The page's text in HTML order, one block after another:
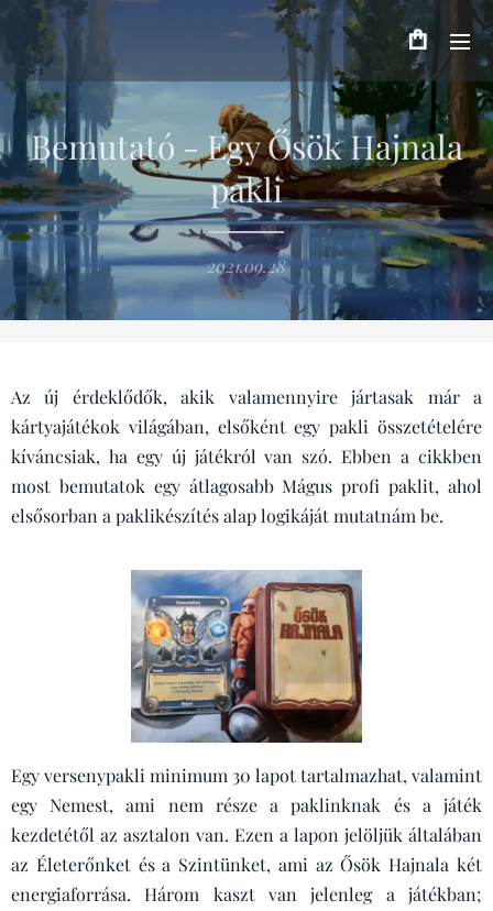
Bemutató - Egy Ősök Hajnala
pakli
2021.09.28
Az új érdeklődők, akik valamennyire jártasak már a
kártyajátékok világában, elsőként egy pakli összetételére
kíváncsiak, ha egy új játékról van szó. Ebben a cikkben
most bemutatok egy átlagosabb Mágus profi paklit, ahol
elsősorban a paklikészítés alap logikáját mutatnám be.
Egy versenypakli minimum 30 lapot tartalmazhat, valamint
egy Nemest, ami nem része a paklinknak és a játék
kezdetétől az asztalon van. Ezen a lapon jelöljük általában
az Életerőnket és a Szintünket, ami az Ősök Hajnala két
energiaforrása. Három kaszt van jelenleg a játékban;